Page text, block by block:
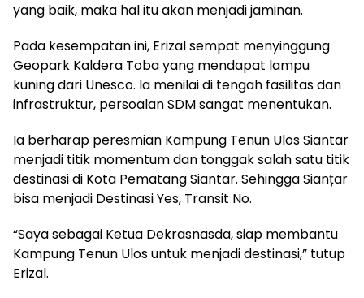
yang baik, maka hal itu akan menjadi jaminan.
Pada kesempatan ini, Erizal sempat menyinggung
Geopark Kaldera Toba yang mendapat lampu
kuning dari Unesco. Ia menilai di tengah fasilitas dan
infrastruktur, persoalan SDM sangat menentukan.
Ia berharap peresmian Kampung Tenun Ulos Siantar
menjadi titik momentum dan tonggak salah satu titik
destinasi di Kota Pematang Siantar. Sehingga Sianțar
bisa menjadi Destinasi Yes, Transit No.
“Saya sebagai Ketua Dekrasnasda, siap membantu
Kampung Tenun Ulos untuk menjadi destinasi,” tutup
Erizal.